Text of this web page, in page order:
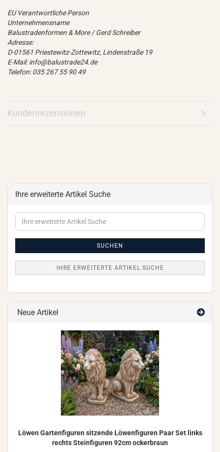
EU Verantwortliche Person
Unternehmensname
Balustradenformen & More / Gerd Schreiber
Adresse:
D-01561 Priestewitz-Zottewitz, Lindenstraße 19
E-Mail: info@balustrade24.de
Telefon: 035 267 55 90 49
Kundenrezensionen
Ihre erweiterte Artikel Suche
Ihre
erweiterte
SUCHEN
IHRE ERWEITERTE ARTIKEL SUCHE
Neue Artikel
Löwen Gar­ten­fi­gu­ren sit­zen­de Lö­wen­fi­gu­ren Paar Set links
rechts Stein­fi­gu­ren 92cm ocker­braun